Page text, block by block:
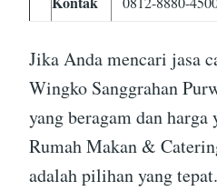
Jika Anda mencari jasa
Wingko Sanggrahan
yang beragam dan harga
Rumah Makan &
adalah pilihan yang